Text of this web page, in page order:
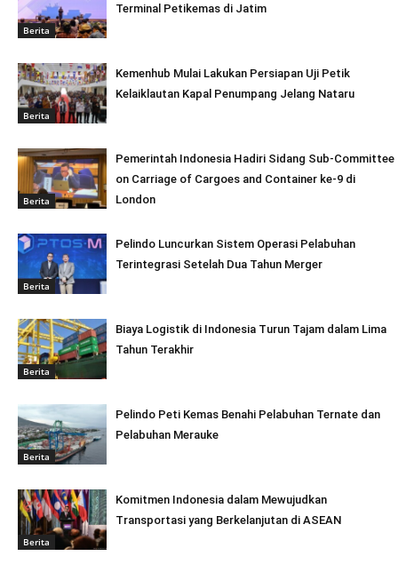
Berita
Terminal Petikemas di Jatim
Berita
Kemenhub Mulai Lakukan Persiapan Uji Petik
Kelaiklautan Kapal Penumpang Jelang Nataru
Berita
Pemerintah Indonesia Hadiri Sidang Sub-Committee
on Carriage of Cargoes and Container ke-9 di
London
Berita
Pelindo Luncurkan Sistem Operasi Pelabuhan
Terintegrasi Setelah Dua Tahun Merger
Berita
Biaya Logistik di Indonesia Turun Tajam dalam Lima
Tahun Terakhir
Berita
Pelindo Peti Kemas Benahi Pelabuhan Ternate dan
Pelabuhan Merauke
Berita
Komitmen Indonesia dalam Mewujudkan
Transportasi yang Berkelanjutan di ASEAN